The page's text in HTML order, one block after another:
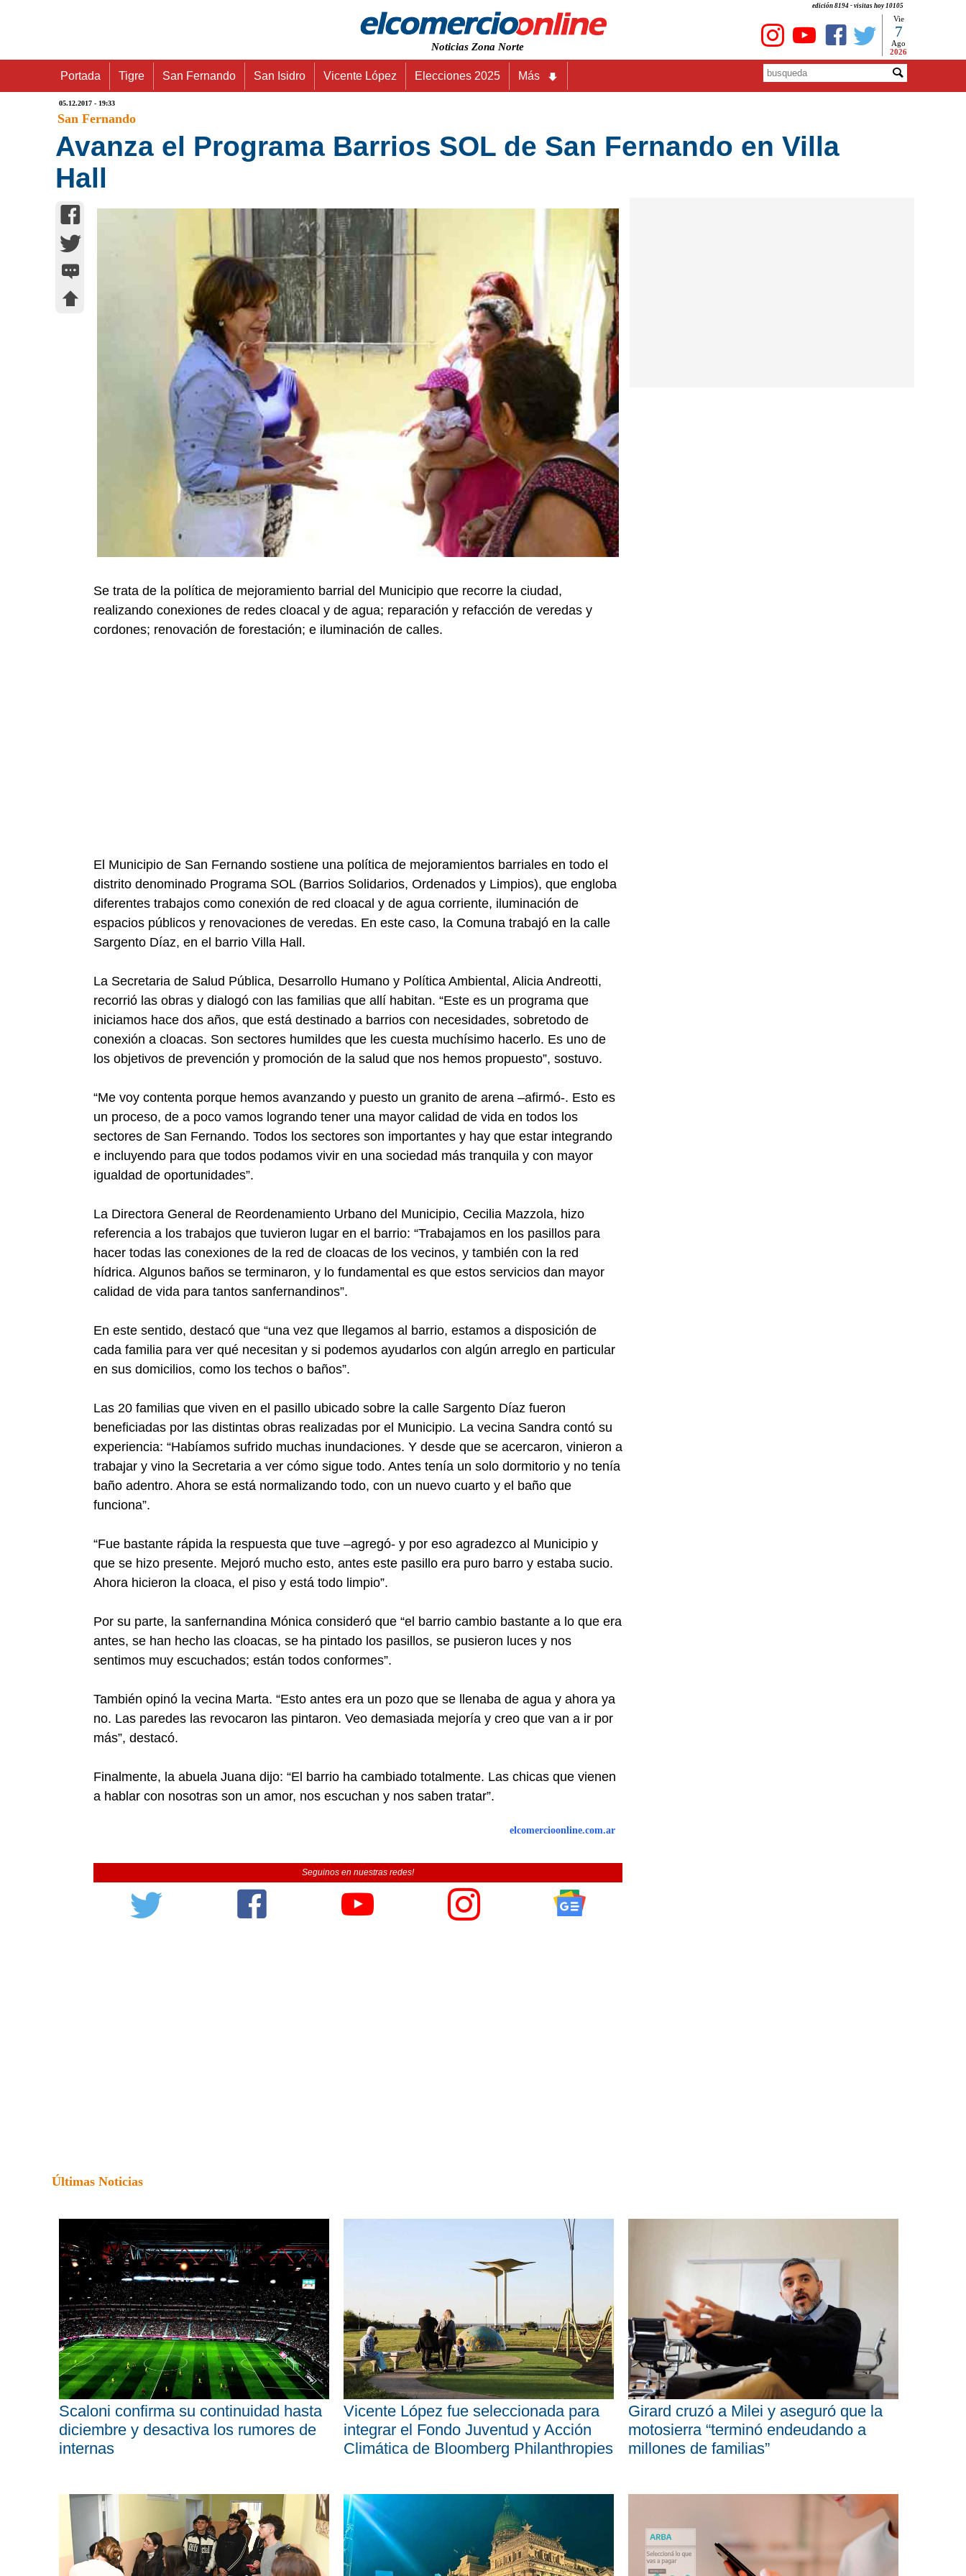
edición 8194 - visitas hoy 10105
Noticias Zona Norte
Vie
7
Ago
2026
Portada Tigre San Fernando San Isidro Vicente López Elecciones 2025 Más
05.12.2017 - 19:33
San Fernando
Avanza el Programa Barrios SOL de San Fernando en Villa
Hall
Se trata de la política de mejoramiento barrial del Municipio que recorre la ciudad,
realizando conexiones de redes cloacal y de agua; reparación y refacción de veredas y
cordones; renovación de forestación; e iluminación de calles.
El Municipio de San Fernando sostiene una política de mejoramientos barriales en todo el
distrito denominado Programa SOL (Barrios Solidarios, Ordenados y Limpios), que engloba
diferentes trabajos como conexión de red cloacal y de agua corriente, iluminación de
espacios públicos y renovaciones de veredas. En este caso, la Comuna trabajó en la calle
Sargento Díaz, en el barrio Villa Hall.
La Secretaria de Salud Pública, Desarrollo Humano y Política Ambiental, Alicia Andreotti,
recorrió las obras y dialogó con las familias que allí habitan. “Este es un programa que
iniciamos hace dos años, que está destinado a barrios con necesidades, sobretodo de
conexión a cloacas. Son sectores humildes que les cuesta muchísimo hacerlo. Es uno de
los objetivos de prevención y promoción de la salud que nos hemos propuesto”, sostuvo.
“Me voy contenta porque hemos avanzando y puesto un granito de arena –afirmó-. Esto es
un proceso, de a poco vamos logrando tener una mayor calidad de vida en todos los
sectores de San Fernando. Todos los sectores son importantes y hay que estar integrando
e incluyendo para que todos podamos vivir en una sociedad más tranquila y con mayor
igualdad de oportunidades”.
La Directora General de Reordenamiento Urbano del Municipio, Cecilia Mazzola, hizo
referencia a los trabajos que tuvieron lugar en el barrio: “Trabajamos en los pasillos para
hacer todas las conexiones de la red de cloacas de los vecinos, y también con la red
hídrica. Algunos baños se terminaron, y lo fundamental es que estos servicios dan mayor
calidad de vida para tantos sanfernandinos”.
En este sentido, destacó que “una vez que llegamos al barrio, estamos a disposición de
cada familia para ver qué necesitan y si podemos ayudarlos con algún arreglo en particular
en sus domicilios, como los techos o baños”.
Las 20 familias que viven en el pasillo ubicado sobre la calle Sargento Díaz fueron
beneficiadas por las distintas obras realizadas por el Municipio. La vecina Sandra contó su
experiencia: “Habíamos sufrido muchas inundaciones. Y desde que se acercaron, vinieron a
trabajar y vino la Secretaria a ver cómo sigue todo. Antes tenía un solo dormitorio y no tenía
baño adentro. Ahora se está normalizando todo, con un nuevo cuarto y el baño que
funciona”.
“Fue bastante rápida la respuesta que tuve –agregó- y por eso agradezco al Municipio y
que se hizo presente. Mejoró mucho esto, antes este pasillo era puro barro y estaba sucio.
Ahora hicieron la cloaca, el piso y está todo limpio”.
Por su parte, la sanfernandina Mónica consideró que “el barrio cambio bastante a lo que era
antes, se han hecho las cloacas, se ha pintado los pasillos, se pusieron luces y nos
sentimos muy escuchados; están todos conformes”.
También opinó la vecina Marta. “Esto antes era un pozo que se llenaba de agua y ahora ya
no. Las paredes las revocaron las pintaron. Veo demasiada mejoría y creo que van a ir por
más”, destacó.
Finalmente, la abuela Juana dijo: “El barrio ha cambiado totalmente. Las chicas que vienen
a hablar con nosotras son un amor, nos escuchan y nos saben tratar”.
elcomercioonline.com.ar
Seguinos en nuestras redes!
Últimas Noticias
Scaloni confirma su continuidad hasta
diciembre y desactiva los rumores de
internas
Vicente López fue seleccionada para
integrar el Fondo Juventud y Acción
Climática de Bloomberg Philanthropies
Girard cruzó a Milei y aseguró que la
motosierra “terminó endeudando a
millones de familias”